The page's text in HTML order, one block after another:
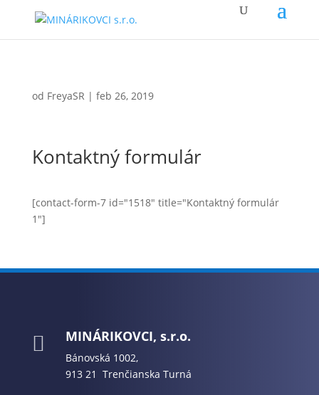
od FreyaSR | feb 26, 2019
Kontaktný formulár
[contact-form-7 id="1518" title="Kontaktný formulár
1"]
 MINÁRIKOVCI, s.r.o.
Bánovská 1002,
913 21 Trenčianska Turná